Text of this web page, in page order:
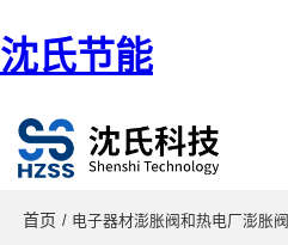
沈氏节能
首页 / 电子器材澎胀阀和热电厂澎胀